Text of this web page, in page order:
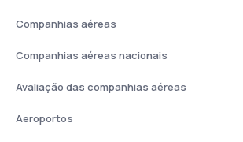
Companhias aéreas
Companhias aéreas nacionais
Avaliação das companhias aéreas
Aeroportos